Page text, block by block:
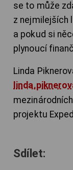
se to může
z nejmilejších
a pokud si
plynoucí
Linda
projektu
Sdílet: